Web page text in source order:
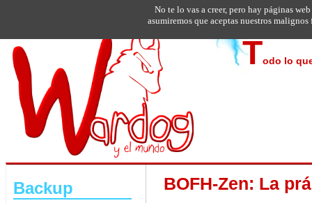
Todo lo
Backup BOFH-Zen: La
No te lo vas a creer, pero hay páginas
asumiremos que aceptas nuestros